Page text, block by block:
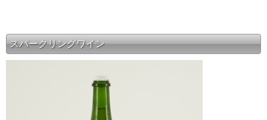
スパークリングワイン